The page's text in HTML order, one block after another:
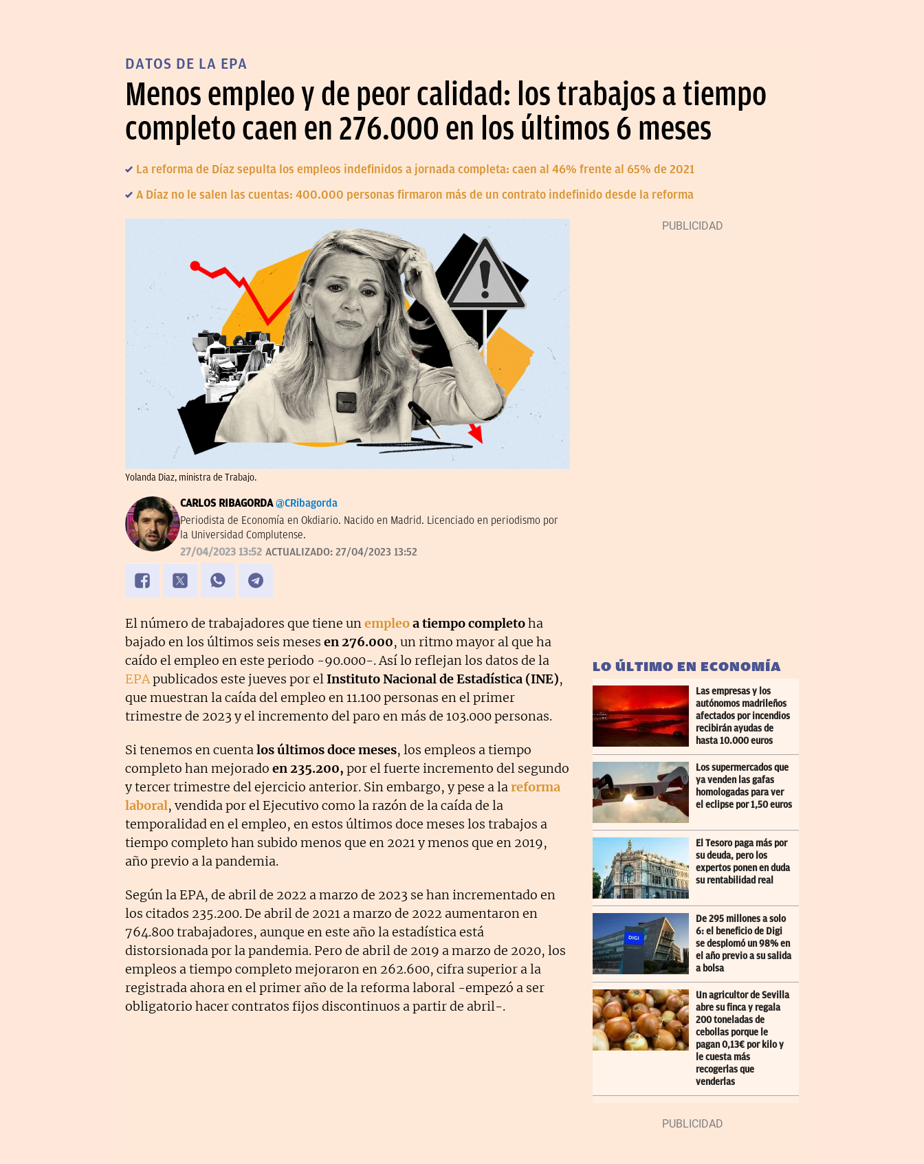
DATOS DE LA EPA
Menos empleo y de peor calidad: los trabajos a tiempo
completo caen en 276.000 en los últimos 6 meses
La reforma de Díaz sepulta los empleos indefinidos a jornada completa: caen al 46% frente al 65% de 2021
A Díaz no le salen las cuentas: 400.000 personas firmaron más de un contrato indefinido desde la reforma
Yolanda Diaz, ministra de Trabajo.
CARLOS RIBAGORDA @CRibagorda
Periodista de Economía en Okdiario. Nacido en Madrid. Licenciado en periodismo por
la Universidad Complutense.
27/04/2023 13:52 ACTUALIZADO: 27/04/2023 13:52
El número de trabajadores que tiene unempleoa tiempo completoha
bajado en los últimos seis meses en 276.000, un ritmo mayor al que ha
caído el empleo en este periodo -90.000-. Así lo reflejan los datos de la
EPApublicados este jueves por elInstituto Nacional de Estadística (INE),
que muestran la caída del empleo en 11.100 personas en el primer
trimestre de 2023 y el incremento del paro en más de 103.000 personas.
Si tenemos en cuentalos últimos doce meses, los empleos a tiempo
completo han mejorado en 235.200, por el fuerte incremento del segundo
y tercer trimestre del ejercicio anterior. Sin embargo, y pese a lareforma
laboral, vendida por el Ejecutivo como la razón de la caída de la
temporalidad en el empleo, en estos últimos doce meses los trabajos a
tiempo completo han subido menos que en 2021 y menos que en 2019,
año previo a la pandemia.
Según la EPA, de abril de 2022 a marzo de 2023 se han incrementado en
los citados 235.200. De abril de 2021 a marzo de 2022 aumentaron en
764.800 trabajadores, aunque en este año la estadística está
distorsionada por la pandemia. Pero de abril de 2019 a marzo de 2020, los
empleos a tiempo completo mejoraron en 262.600, cifra superior a la
registrada ahora en el primer año de la reforma laboral -empezó a ser
obligatorio hacer contratos fijos discontinuos a partir de abril-.
LO ÚLTIMO EN ECONOMÍA
Las empresas y los
autónomos madrileños
afectados por incendios
recibirán ayudas de
hasta 10.000 euros
Los supermercados que
ya venden las gafas
homologadas para ver
el eclipse por 1,50 euros
El Tesoro paga más por
su deuda, pero los
expertos ponen en duda
su rentabilidad real
De 295 millones a solo
6: el beneficio de Digi
se desplomó un 98% en
el año previo a su salida
a bolsa
Un agricultor de Sevilla
abre su finca y regala
200 toneladas de
cebollas porque le
pagan 0,13€ por kilo y
le cuesta más
recogerlas que
venderlas